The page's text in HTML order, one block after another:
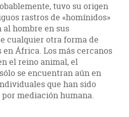
tuvo su origen
rastros de «homínidos»
al hombre en sus
cualquier otra forma de
África. Los más cercanos
el reino animal, el
se encuentran aún en
que han sido
mediación humana.